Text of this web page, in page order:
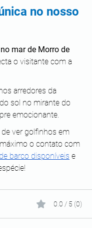
no nosso
mar de Morro de
o visitante com a
arredores da
sol no mirante do
emocionante.
de ver golfinhos em
o contato com
barco disponíveis e
0.0 / 5 (0)